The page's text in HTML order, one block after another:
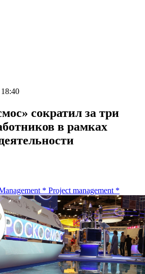
сократил за три
в рамках
* Project management *